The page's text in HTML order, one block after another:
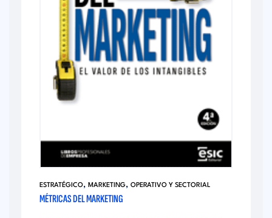
ESTRATÉGICO, MARKETING, OPERATIVO Y SECTORIAL
MÉTRICAS DEL MARKETING